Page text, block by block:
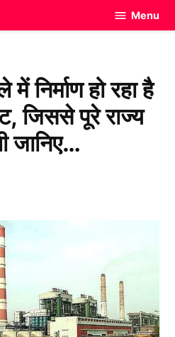
Menu
निर्माण हो रहा है
जिससे पूरे राज्य
जानिए…